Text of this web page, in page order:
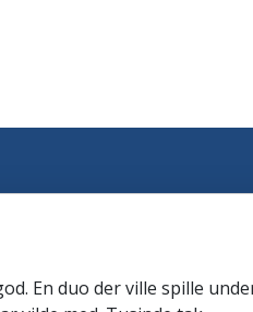
En duo der ville spille